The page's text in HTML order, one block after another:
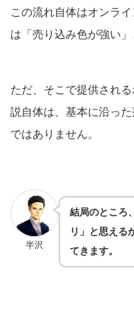
この流れ自体はオンラ
は「売り込み色が強い
ただ、そこで提供され
説自体は、基本に沿っ
ではありません。
半沢
結局のところ
リ」と思える
てきます。